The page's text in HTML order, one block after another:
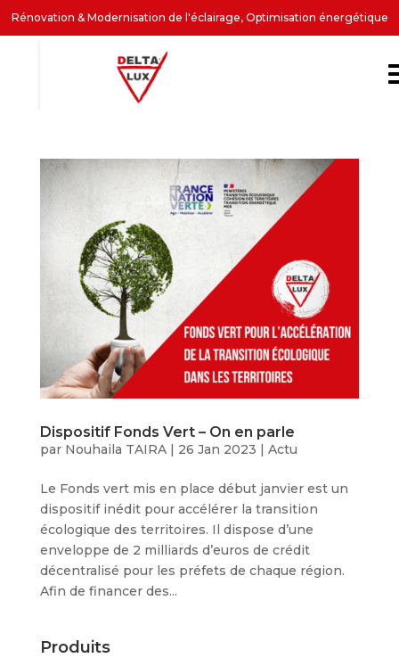
Rénovation & Modernisation de l'éclairage, Optimisation énergétique
Dispositif Fonds Vert – On en parle
par Nouhaila TAIRA| 26 Jan 2023 | Actu
Le Fonds vert mis en place début janvier est un
dispositif inédit pour accélérer la transition
écologique des territoires. Il dispose d’une
enveloppe de 2 milliards d’euros de crédit
décentralisé pour les préfets de chaque région.
Afin de financer des...
Produits